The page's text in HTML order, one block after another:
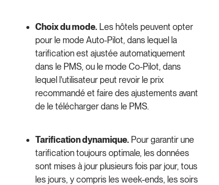
Choix du mode. Les hôtels peuvent opter
pour le mode Auto-Pilot, dans lequel la
tarification est ajustée automatiquement
dans le PMS, ou le mode Co-Pilot, dans
lequel l'utilisateur peut revoir le prix
recommandé et faire des ajustements avant
de le télécharger dans le PMS.
Tarification dynamique. Pour garantir une
tarification toujours optimale, les données
sont mises à jour plusieurs fois par jour, tous
les jours, y compris les week-ends, les soirs